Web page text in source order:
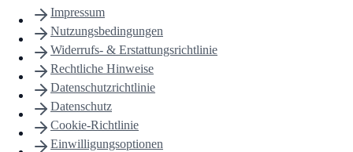
Impressum
Nutzungsbedingungen
Widerrufs- & Erstattungsrichtlinie
Rechtliche Hinweise
Datenschutzrichtlinie
Datenschutz
Cookie-Richtlinie
Einwilligungsoptionen